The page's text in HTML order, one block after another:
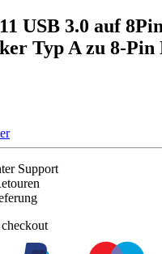
USB 3.0 auf
Typ A zu 8-Pin
Support
checkout